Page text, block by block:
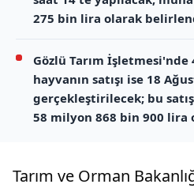
275 bin lira olarak
Gözlü Tarım
hayvanın satışı ise 18
gerçekleştirilecek; bu
58 milyon 868 bin 900 lira
Tarım ve Orman